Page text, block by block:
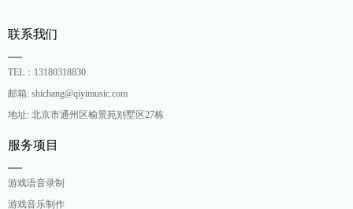
联系我们
TEL：13180318830
邮箱: shichang@qiyimusic.com
地址: 北京市通州区榆景苑别墅区27栋
服务项目
游戏语音录制
游戏音乐制作